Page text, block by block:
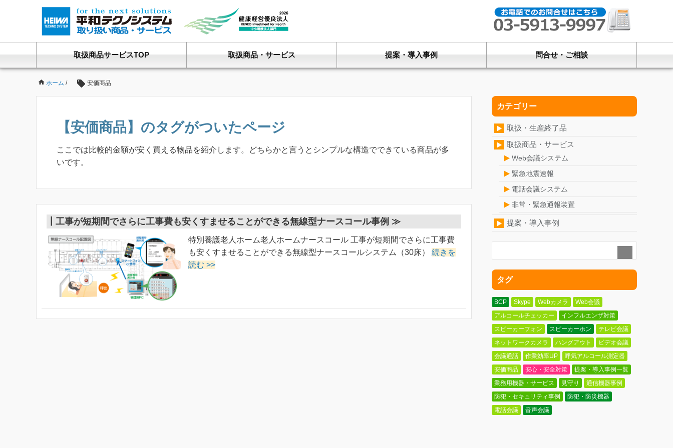
取扱商品サービスTOP 取扱商品・サービス 提案・導入事例 問合せ・ご相談
ホーム / 安価商品
【安価商品】のタグがついたページ
ここでは比較的金額が安く買える物品を紹介します。どちらかと言うとシンプルな構造でできている商品が多
いです。
工事が短期間でさらに工事費も安くすませることができる無線型ナースコール事例 ≫
特別養護老人ホーム老人ホームナースコール 工事が短期間でさらに工事費
も安くすませることができる無線型ナースコールシステム（30床）続きを
読む >>
カテゴリー
取扱・生産終了品
取扱商品・サービス
Web会議システム
緊急地震速報
電話会議システム
非常・緊急通報装置
提案・導入事例
タグ
BCP Skype Webカメラ
Web会議
アルコールチェッカー
インフルエンザ対策
スピーカーフォン
スピーカーホン
テレビ会議
ネットワークカメラ
ハングアウト
ビデオ会議
会議通話
作業効率UP
呼気アルコール測定器
安価商品
安心・安全対策
提案・導入事例一覧
業務用機器・サービス
見守り
通信機器事例
防犯・セキュリティ事例
防犯・防災機器
電話会議
音声会議